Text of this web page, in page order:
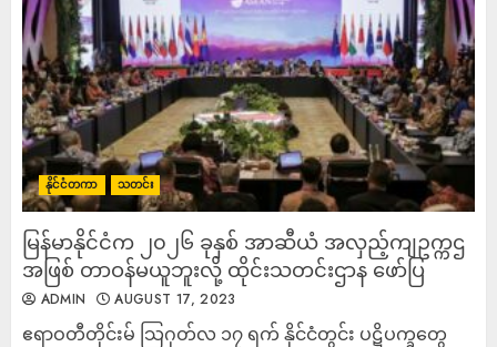
နိုင်ငံတကာ သတင်း
မြန်မာနိုင်ငံက ၂၀၂၆ ခုနှစ် အာဆီယံ အလှည့်ကျဥက္ကဌ
အဖြစ် တာဝန်မယူဘူးလို့ ထိုင်းသတင်းဌာန ဖော်ပြ
ADMIN AUGUST 17, 2023
ဧရာဝတီတိုင်းမ် သြဂုတ်လ ၁၇ ရက် နိုင်ငံတွင်း ပဋိပက္ခတွေ